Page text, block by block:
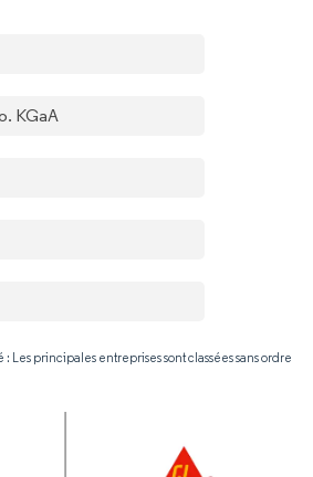
KGaA
Les principales entreprises sont classées sans ordre